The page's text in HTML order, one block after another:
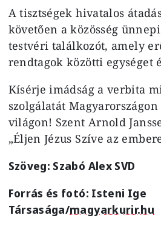
A tisztségek hivatalos
követően a közösség
testvéri találkozót, amely
rendtagok közötti egységet
Kísérje imádság a verbita
szolgálatát Magyarországon
világon! Szent Arnold
„Éljen Jézus Szíve az
Szöveg: Szabó Alex SVD
Forrás és fotó: Isteni Ige
Társasága/magyarkurir.hu